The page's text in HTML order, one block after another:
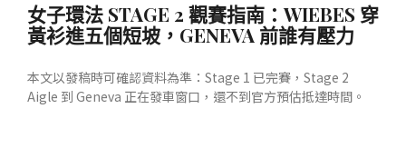
女子環法 STAGE 2 觀賽指南：WIEBES 穿
黃衫進五個短坡，GENEVA 前誰有壓力
本文以發稿時可確認資料為準：Stage 1 已完賽，Stage 2
Aigle 到 Geneva 正在發車窗口，還不到官方預估抵達時間。